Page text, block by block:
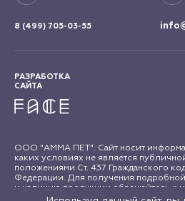
8 (499) 705-03-55
РАЗРАБОТКА
САЙТА
ООО "АММА ПЕТ". Сайт носит
каких условиях не является
положениями Ст. 437 Гражданского
Федерации. Для получения
и наличию продукции обращайтесь к
"АММА ПЕТ". Все права на материалы